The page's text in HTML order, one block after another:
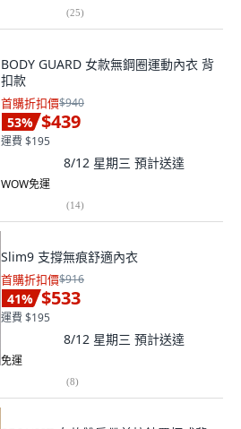
(25)
BODY GUARD 女款無鋼圈運動內衣 背
扣款
首購折扣價$940
53% $439
運費 $195
8/12 星期三 預計送達
WOW免運
(14)
Slim9 支撐無痕舒適內衣
首購折扣價$916
41% $533
運費 $195
8/12 星期三 預計送達
免運
(8)